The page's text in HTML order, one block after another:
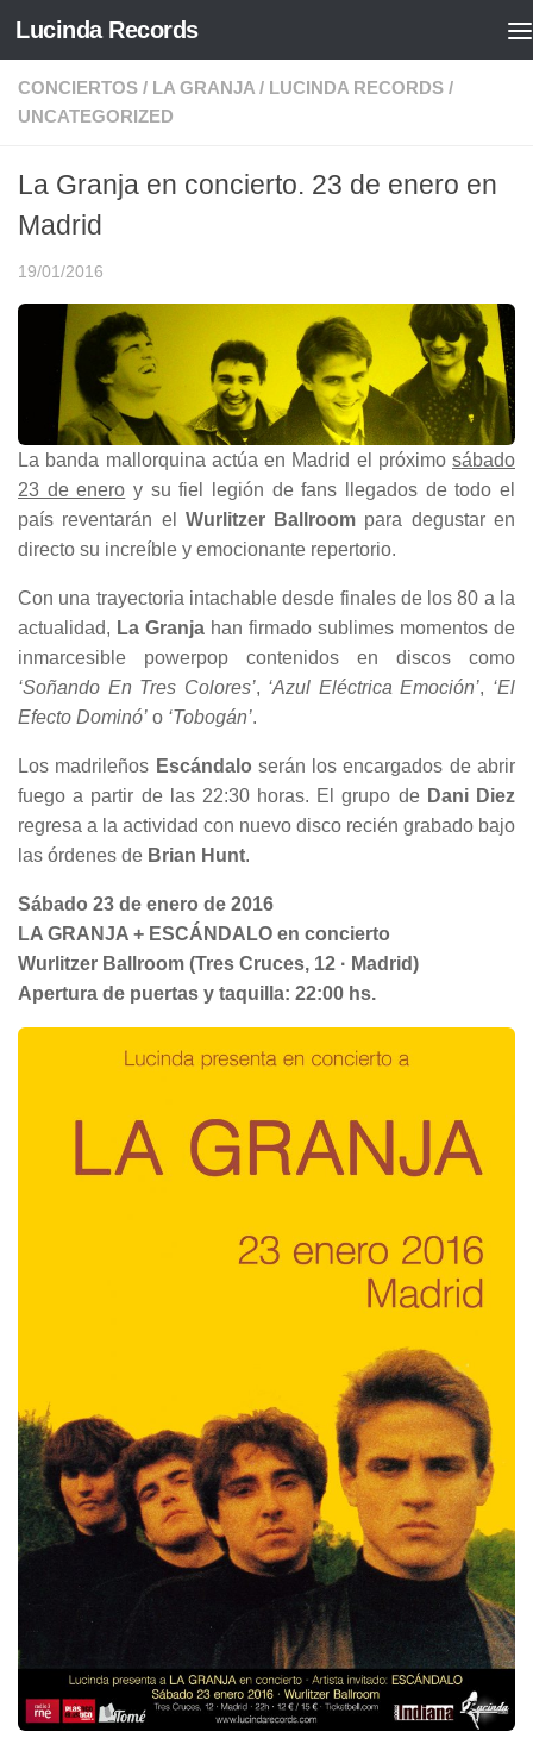
Saltar al contenido
Lucinda Records
CONCIERTOS / LA GRANJA / LUCINDA RECORDS /
UNCATEGORIZED
La Granja en concierto. 23 de enero en
Madrid
19/01/2016
La banda mallorquina actúa en Madrid el próximo sábado
23 de enero y su fiel legión de fans llegados de todo el
país reventarán el Wurlitzer Ballroom para degustar en
directo su increíble y emocionante repertorio.
Con una trayectoria intachable desde finales de los 80 a la
actualidad, La Granja han firmado sublimes momentos de
inmarcesible powerpop contenidos en discos como
‘Soñando En Tres Colores’, ‘Azul Eléctrica Emoción’, ‘El
Efecto Dominó’ o ‘Tobogán’.
Los madrileños Escándalo serán los encargados de abrir
fuego a partir de las 22:30 horas. El grupo de Dani Diez
regresa a la actividad con nuevo disco recién grabado bajo
las órdenes de Brian Hunt.
Sábado 23 de enero de 2016
LA GRANJA + ESCÁNDALO en concierto
Wurlitzer Ballroom (Tres Cruces, 12 · Madrid)
Apertura de puertas y taquilla: 22:00 hs.